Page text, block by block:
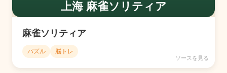
麻雀ソリティア
パズル 脳トレ
ソースを見る